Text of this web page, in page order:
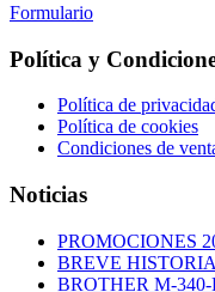
Formulario
Política y
Política de
Política de cookies
Condiciones de
Noticias
PROMOCIONES
BREVE
BROTHER M-340-